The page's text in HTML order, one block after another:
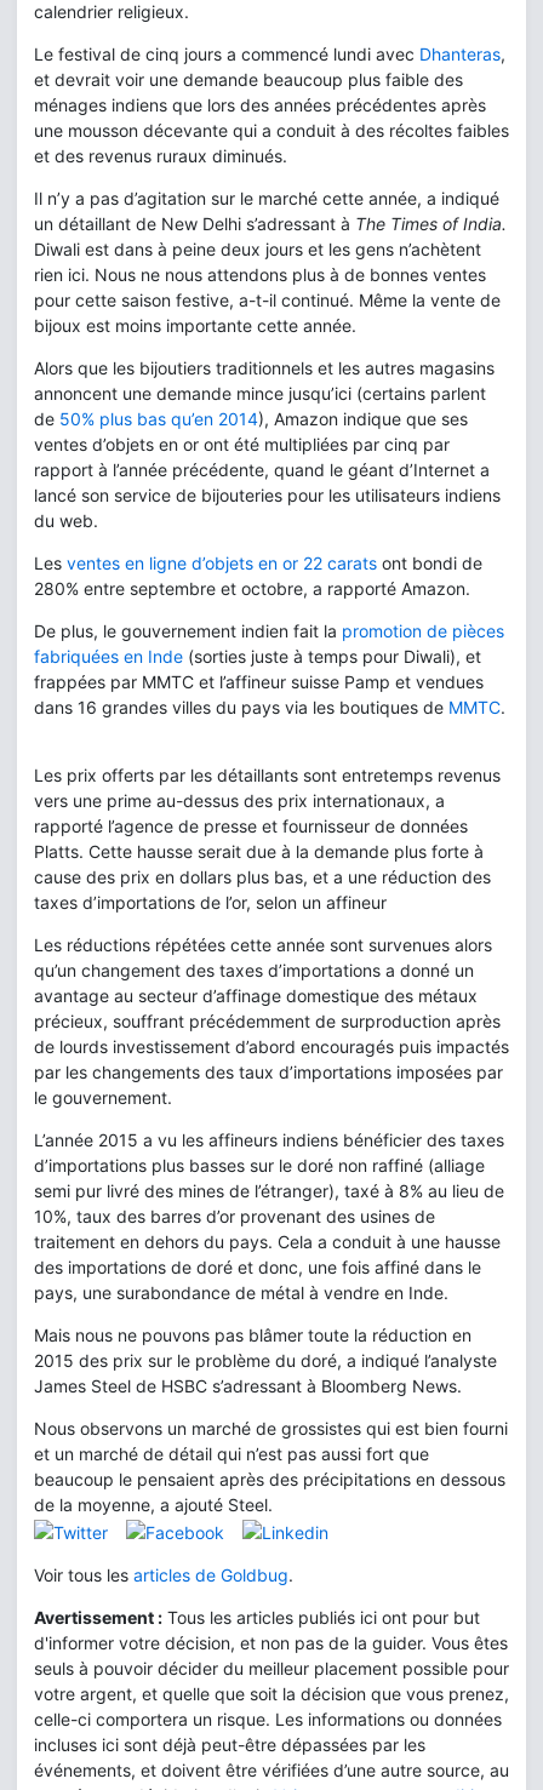
calendrier religieux.
Le festival de cinq jours a commencé lundi avec Dhanteras,
et devrait voir une demande beaucoup plus faible des
ménages indiens que lors des années précédentes après
une mousson décevante qui a conduit à des récoltes faibles
et des revenus ruraux diminués.
Il n’y a pas d’agitation sur le marché cette année, a indiqué
un détaillant de New Delhi s’adressant à The Times of India.
Diwali est dans à peine deux jours et les gens n’achètent
rien ici. Nous ne nous attendons plus à de bonnes ventes
pour cette saison festive, a-t-il continué. Même la vente de
bijoux est moins importante cette année.
Alors que les bijoutiers traditionnels et les autres magasins
annoncent une demande mince jusqu’ici (certains parlent
de 50% plus bas qu’en 2014), Amazon indique que ses
ventes d’objets en or ont été multipliées par cinq par
rapport à l’année précédente, quand le géant d’Internet a
lancé son service de bijouteries pour les utilisateurs indiens
du web.
Les ventes en ligne d’objets en or 22 carats ont bondi de
280% entre septembre et octobre, a rapporté Amazon.
De plus, le gouvernement indien fait la promotion de pièces
fabriquées en Inde (sorties juste à temps pour Diwali), et
frappées par MMTC et l’affineur suisse Pamp et vendues
dans 16 grandes villes du pays via les boutiques de MMTC.
Les prix offerts par les détaillants sont entretemps revenus
vers une prime au-dessus des prix internationaux, a
rapporté l’agence de presse et fournisseur de données
Platts. Cette hausse serait due à la demande plus forte à
cause des prix en dollars plus bas, et a une réduction des
taxes d’importations de l’or, selon un affineur
Les réductions répétées cette année sont survenues alors
qu’un changement des taxes d’importations a donné un
avantage au secteur d’affinage domestique des métaux
précieux, souffrant précédemment de surproduction après
de lourds investissement d’abord encouragés puis impactés
par les changements des taux d’importations imposées par
le gouvernement.
L’année 2015 a vu les affineurs indiens bénéficier des taxes
d’importations plus basses sur le doré non raffiné (alliage
semi pur livré des mines de l’étranger), taxé à 8% au lieu de
10%, taux des barres d’or provenant des usines de
traitement en dehors du pays. Cela a conduit à une hausse
des importations de doré et donc, une fois affiné dans le
pays, une surabondance de métal à vendre en Inde.
Mais nous ne pouvons pas blâmer toute la réduction en
2015 des prix sur le problème du doré, a indiqué l’analyste
James Steel de HSBC s’adressant à Bloomberg News.
Nous observons un marché de grossistes qui est bien fourni
et un marché de détail qui n’est pas aussi fort que
beaucoup le pensaient après des précipitations en dessous
de la moyenne, a ajouté Steel.
Voir tous les articles de Goldbug.
Avertissement : Tous les articles publiés ici ont pour but
d'informer votre décision, et non pas de la guider. Vous êtes
seuls à pouvoir décider du meilleur placement possible pour
votre argent, et quelle que soit la décision que vous prenez,
celle-ci comportera un risque. Les informations ou données
incluses ici sont déjà peut-être dépassées par les
événements, et doivent être vérifiées d’une autre source, au